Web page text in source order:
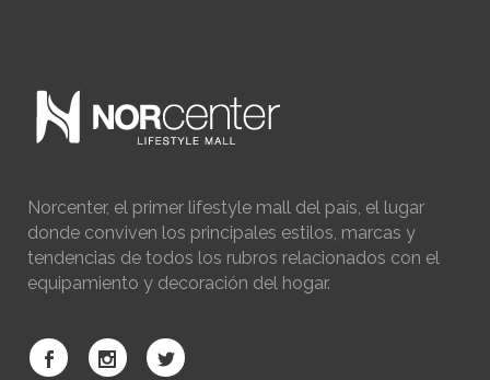
Norcenter, el primer lifestyle mall del país, el lugar
donde conviven los principales estilos, marcas y
tendencias de todos los rubros relacionados con el
equipamiento y decoración del hogar.